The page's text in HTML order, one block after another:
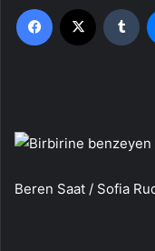
Facebook
Beren Saat / Sofia